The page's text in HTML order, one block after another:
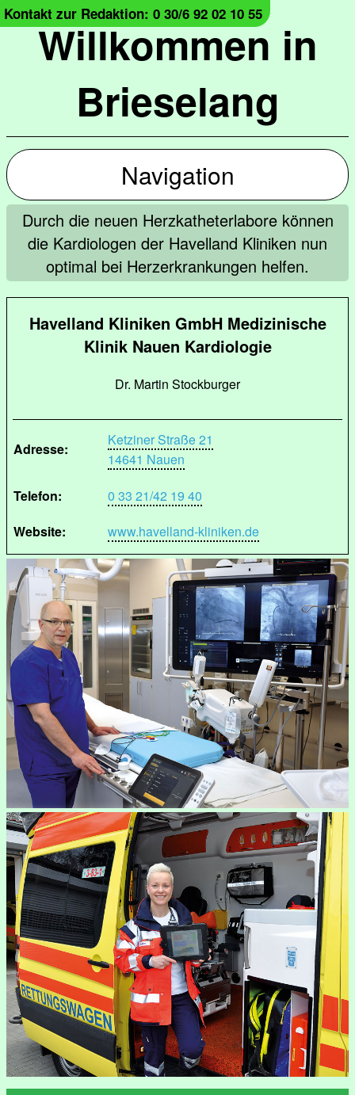
Willkommen in
Brieselang
Kontakt zur Redaktion: 0 30/6 92 02 10 55
Navigation
Durch die neuen Herzkatheterlabore können
die Kardiologen der Havelland Kliniken nun
optimal bei Herzerkrankungen helfen.
Havelland Kliniken GmbH Medizinische
Klinik Nauen Kardiologie
Dr. Martin Stockburger
Adresse:
Ketziner Straße 21
14641 Nauen
Telefon:
0 33 21/42 19 40
Website:
www.havelland-kliniken.de